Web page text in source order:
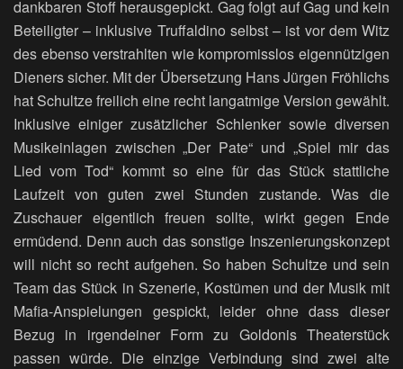
dankbaren Stoff herausgepickt. Gag folgt auf Gag und kein
Beteiligter – inklusive Truffaldino selbst – ist vor dem Witz
des ebenso verstrahlten wie kompromisslos eigennützigen
Dieners sicher. Mit der Übersetzung Hans Jürgen Fröhlichs
hat Schultze freilich eine recht langatmige Version gewählt.
Inklusive einiger zusätzlicher Schlenker sowie diversen
Musikeinlagen zwischen „Der Pate“ und „Spiel mir das
Lied vom Tod“ kommt so eine für das Stück stattliche
Laufzeit von guten zwei Stunden zustande. Was die
Zuschauer eigentlich freuen sollte, wirkt gegen Ende
ermüdend. Denn auch das sonstige Inszenierungskonzept
will nicht so recht aufgehen. So haben Schultze und sein
Team das Stück in Szenerie, Kostümen und der Musik mit
Mafia-Anspielungen gespickt, leider ohne dass dieser
Bezug in irgendeiner Form zu Goldonis Theaterstück
passen würde. Die einzige Verbindung sind zwei alte